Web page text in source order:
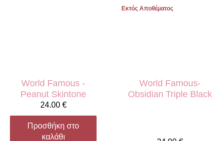
World Famous -
Peanut Skintone
24.00 €
Προσθήκη στο
καλάθι
Εκτός Αποθέματος
World Famous-
Obsidian Triple Black